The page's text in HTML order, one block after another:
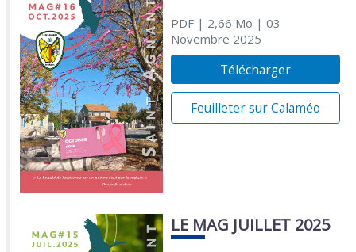
PDF| 2,66 Mo | 03
Novembre 2025
Télécharger
Feuilleter sur Calaméo
LE MAG JUILLET 2025